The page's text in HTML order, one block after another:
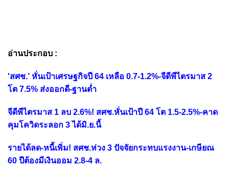
อ่านประกอบ :
'สศช.’ หั่นเป้าเศรษฐกิจปี 64 เหลือ 0.7-1.2%-จีดีพีไตรมาส 2
โต 7.5% ส่งออกดี-ฐานต่ำ
จีดีพีไตรมาส 1 ลบ 2.6%! สศช.หั่นเป้าปี 64 โต 1.5-2.5%-คาด
คุมโควิดระลอก 3 ได้มิ.ย.นี้
รายได้ลด-หนี้เพิ่ม! สศช.ห่วง 3 ปัจจัยกระทบแรงงาน-เกษียณ
60 ปีต้องมีเงินออม 2.8-4 ล.